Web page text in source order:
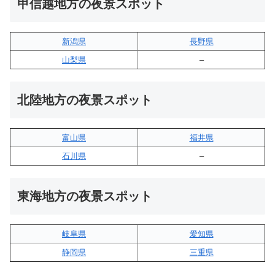
甲信越地方の夜景スポット
新潟県
長野県
山梨県
–
北陸地方の夜景スポット
富山県
福井県
石川県
–
東海地方の夜景スポット
岐阜県
愛知県
静岡県
三重県